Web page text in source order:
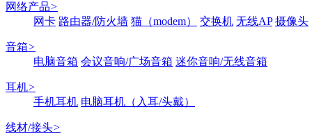
网络产品>
网卡 路由器/防火墙 猫（modem） 交换机 无线AP 摄像头
音箱>
电脑音箱 会议音响/广场音箱 迷你音响/无线音箱
耳机>
手机耳机 电脑耳机（入耳/头戴）
线材/接头>